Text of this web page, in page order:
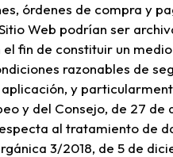
órdenes de compra y
Web podrían ser
fin de constituir un
razonables de
y
y del Consejo, de 27
al tratamiento de
3/2018, de 5 de